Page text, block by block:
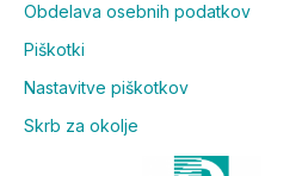
Obdelava osebnih podatkov
Piškotki
Nastavitve piškotkov
Skrb za okolje